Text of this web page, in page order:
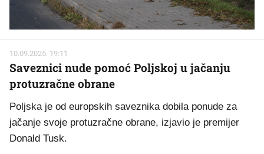
10.09.2025. 19:11
Saveznici nude pomoć Poljskoj u jačanju
protuzračne obrane
Poljska je od europskih saveznika dobila ponude za
jačanje svoje protuzračne obrane, izjavio je premijer
Donald Tusk.